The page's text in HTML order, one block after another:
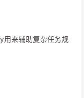
用来辅助复杂任务规